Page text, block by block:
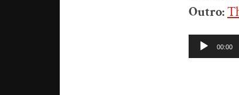
Outro:
00:00